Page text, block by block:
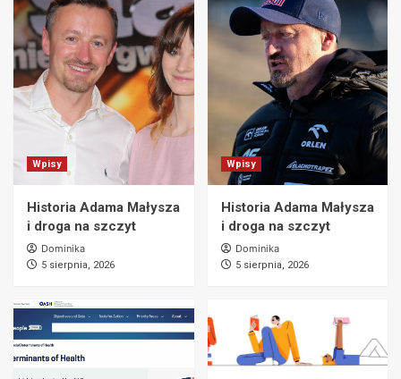
Wpisy
Historia Adama Małysza
i droga na szczyt
Dominika
5 sierpnia, 2026
Wpisy
Historia Adama Małysza
i droga na szczyt
Dominika
5 sierpnia, 2026